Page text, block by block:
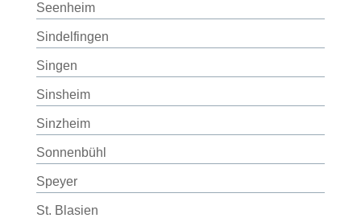
Seenheim
Sindelfingen
Singen
Sinsheim
Sinzheim
Sonnenbühl
Speyer
St. Blasien